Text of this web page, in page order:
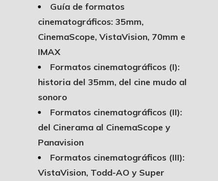
Guía de formatos
cinematográficos: 35mm,
CinemaScope, VistaVision, 70mm e
IMAX
Formatos cinematográficos (I):
historia del 35mm, del cine mudo al
sonoro
Formatos cinematográficos (II):
del Cinerama al CinemaScope y
Panavision
Formatos cinematográficos (III):
VistaVision, Todd-AO y Super